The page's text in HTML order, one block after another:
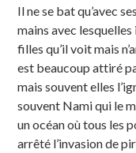
Il ne se bat qu’avec
mains avec
filles qu’il voit mais
est beaucoup attiré
mais souvent elles
souvent Nami qui le
un océan où tous les
arrêté l’invasion de